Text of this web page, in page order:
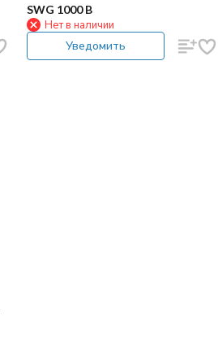
SWG 1000 B
Нет в наличии
Уведомить